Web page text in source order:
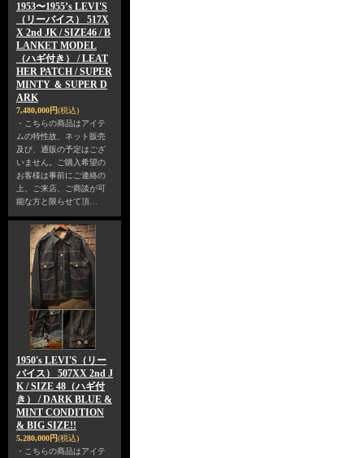
1953〜1955’s LEVI'S
（リーバイス） 517X
X 2nd JK / SIZE46 / B
LANKET MODEL
（ハギ付き） / LEAT
HER PATCH / SUPER
MINTY ＆ SUPER D
ARK
7,480,000円(税込)
・こちらの商品はアイテ
ムの特性故、ネット販売
及び、通販の予定はござ
いません。ご購入希望の
お客様は事前にご連絡の
上、ご来店、ご商談が可
能な方と限らせて頂…
1950's LEVI'S（リー
バイス） 507XX 2nd J
K / SIZE 48（ハギ付
き） / DARK BLUE &
MINT CONDITION
& BIG SIZE!!
5,280,000円(税込)
・こちらの商品はアイテ